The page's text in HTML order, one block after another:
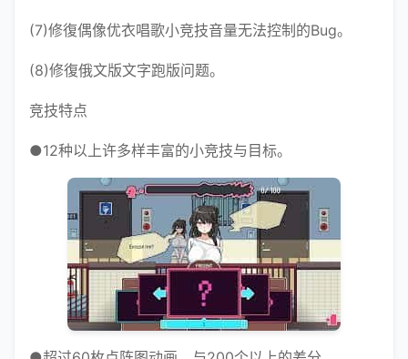
(7)修復偶像优衣唱歌小竞技音量无法控制的Bug。
(8)修復俄文版文字跑版问题。
竞技特点
●12种以上许多样丰富的小竞技与目标。